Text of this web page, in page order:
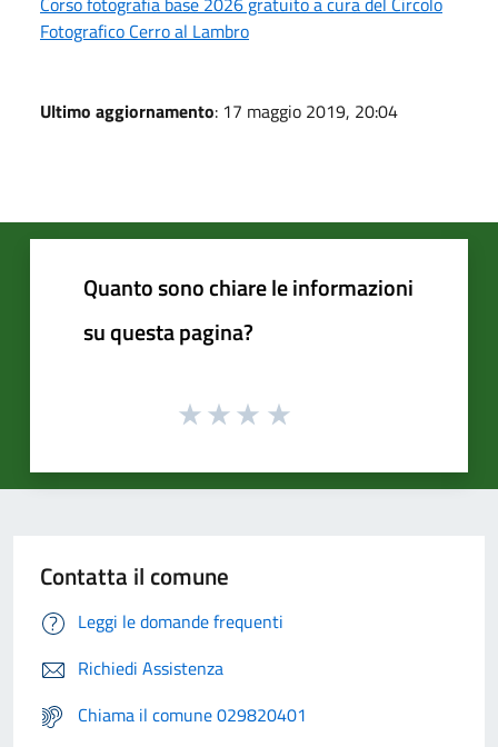
Fotografico Cerro al Lambro
Ultimo aggiornamento: 17 maggio 2019, 20:04
Quanto sono chiare le informazioni
su questa pagina?
Contatta il comune
Leggi le domande frequenti
Richiedi Assistenza
Chiama il comune 029820401